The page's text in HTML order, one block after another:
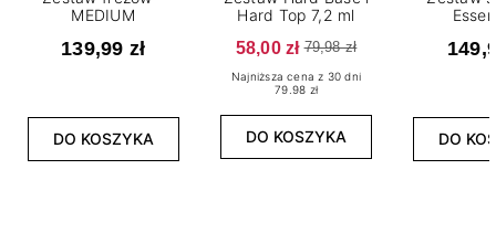
MEDIUM
139,99 zł
DO KOSZYKA
Hard Top 7,2 ml
58,00 zł 79,98 zł
Najniższa cena z 30 dni
79.98 zł
DO KOSZYKA DO